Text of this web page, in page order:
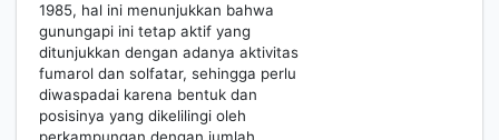
1985, hal ini menunjukkan bahwa
gunungapi ini tetap aktif yang
ditunjukkan dengan adanya aktivitas
fumarol dan solfatar, sehingga perlu
diwaspadai karena bentuk dan
posisinya yang dikelilingi oleh